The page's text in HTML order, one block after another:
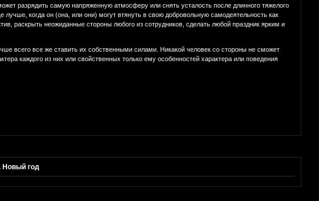
разрядить самую напряженную атмосферу или снять усталость после длинного тяжелого
когда он (она, или они) могут втянуть в свою добровольную самодеятельность как
раскрыть неожиданные стороны любого из сотрудников, сделать любой праздник ярким и
всего все же ставить их собственными силами. Никакой человек со стороны не сможет
каждого из них или свойственных только ему особенностей характера или поведения
Новый год